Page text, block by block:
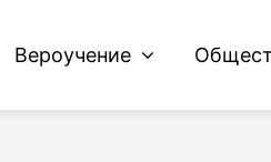
Вероучение